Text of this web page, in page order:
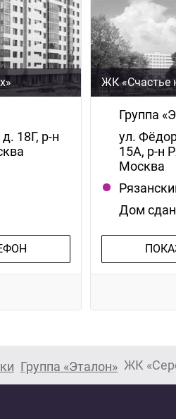
18Г, р-н
ЖК «Счастье
Группа
ул.
15А, р-н
Москва
Дом сдан
Группа «Эталон» ЖК